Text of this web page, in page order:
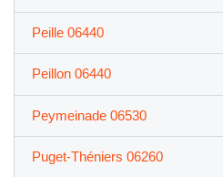
Peille 06440
Peillon 06440
Peymeinade 06530
Puget-Théniers 06260